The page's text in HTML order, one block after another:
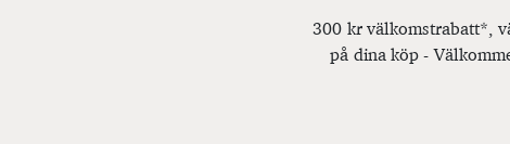
300 kr välkomstrabatt*,
på dina köp -